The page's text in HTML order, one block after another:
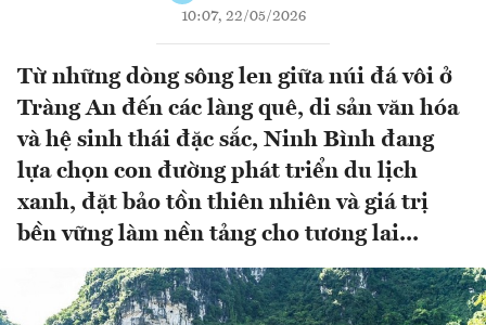
10:07, 22/05/2026
Từ những dòng sông len giữa núi đá vôi ở
Tràng An đến các làng quê, di sản văn hóa
và hệ sinh thái đặc sắc, Ninh Bình đang
lựa chọn con đường phát triển du lịch
xanh, đặt bảo tồn thiên nhiên và giá trị
bền vững làm nền tảng cho tương lai...